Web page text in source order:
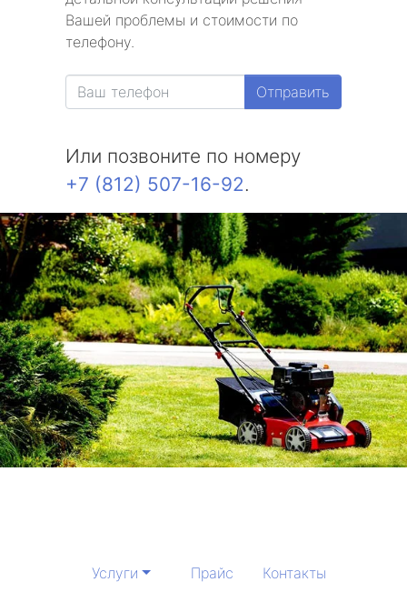
Вашей проблемы и стоимости по
телефону.
Отправить
Или позвоните по номеру
+7 (812) 507-16-92.
Услуги Прайс Контакты